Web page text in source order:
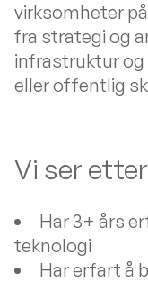
virksomheter
fra strategi og
infrastruktur og
eller offentlig
Vi ser
Har 3+ års
teknologi
Har erfart å